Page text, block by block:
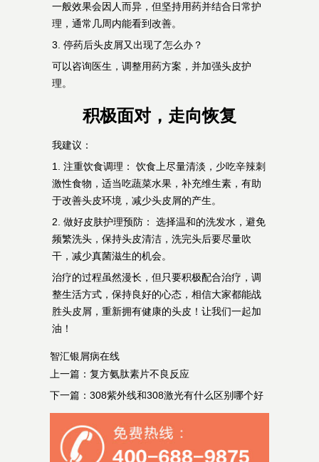
一般效果会因人而异，但坚持用药并结合日常护
理，通常几周内能看到改善。
3. 停药后头皮屑又出现了怎么办？
可以咨询医生，调整用药方案，并加强头皮护
理。
积极面对，走向恢复
我建议：
1. 注重饮食调理： 饮食上尽量清淡，少吃辛辣刺
激性食物，适当吃蔬菜水果，补充维生素，有助
于改善头皮环境，减少头皮屑的产生。
2. 做好皮肤护理预防： 选择温和的洗发水，避免
频繁洗头，保持头皮清洁，洗完头后要尽量吹
干，减少真菌滋生的机会。
治疗的过程虽然漫长，但只要积极配合治疗，调
整生活方式，保持良好的心态，相信大家都能战
胜头皮屑，重新拥有健康的头皮！让我们一起加
油！
智汇银屑病在线
上一篇：复方氨肽素片不良反应
下一篇：308紫外线和308激光有什么区别哪个好